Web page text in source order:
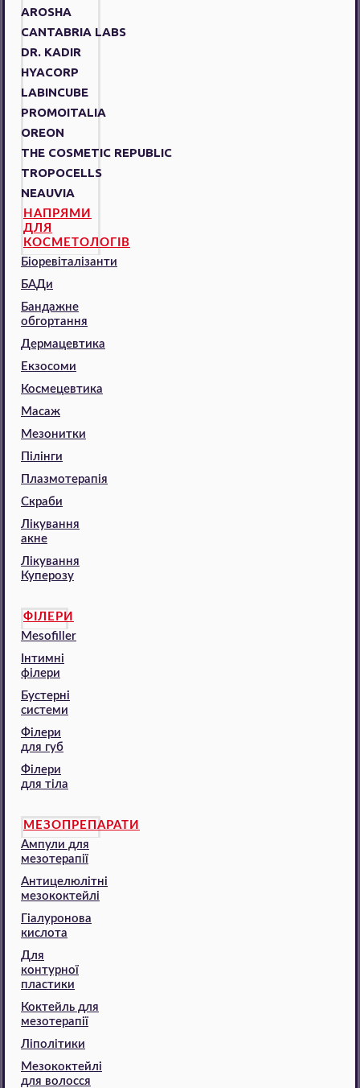
AROSHA
CANTABRIA LABS
DR. KADIR
HYACORP
LABINCUBE
PROMOITALIA
OREON
THE COSMETIC REPUBLIC
TROPOCELLS
NEAUVIA
НАПРЯМИ
ДЛЯ
КОСМЕТОЛОГІВ
Біоревіталізанти
БАДи
Бандажне
обгортання
Дермацевтика
Екзосоми
Космецевтика
Масаж
Мезонитки
Пілінги
Плазмотерапія
Скраби
Лікування
акне
Лікування
Куперозу
ФІЛЕРИ
Mesofiller
Інтимні
філери
Бустерні
системи
Філери
для губ
Філери
для тіла
МЕЗОПРЕПАРАТИ
Ампули для
мезотерапії
Антицелюлітні
мезококтейлі
Гіалуронова
кислота
Для
контурної
пластики
Коктейль для
мезотерапії
Ліполітики
Мезококтейлі
для волосся